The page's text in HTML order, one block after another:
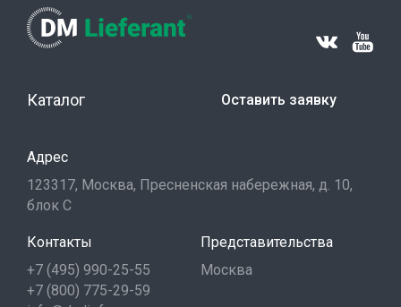
Каталог Оставить заявку
Адрес
123317, Москва, Пресненская набережная, д. 10,
блок С
Контакты
+7 (495) 990-25-55
+7 (800) 775-29-59
Представительства
Москва